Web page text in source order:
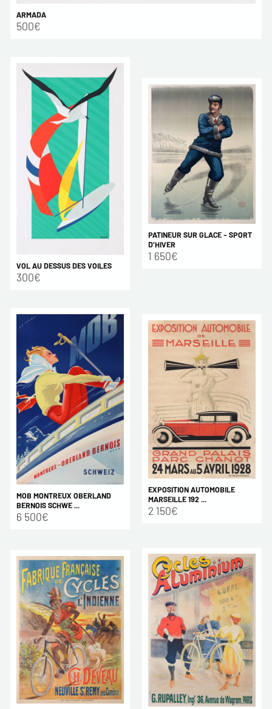
ARMADA
500€
VOL AU DESSUS DES VOILES
300€
PATINEUR SUR GLACE - SPORT
D'HIVER
1 650€
MOB MONTREUX OBERLAND
BERNOIS SCHWE ...
6 500€
EXPOSITION AUTOMOBILE
MARSEILLE 192 ...
2 150€